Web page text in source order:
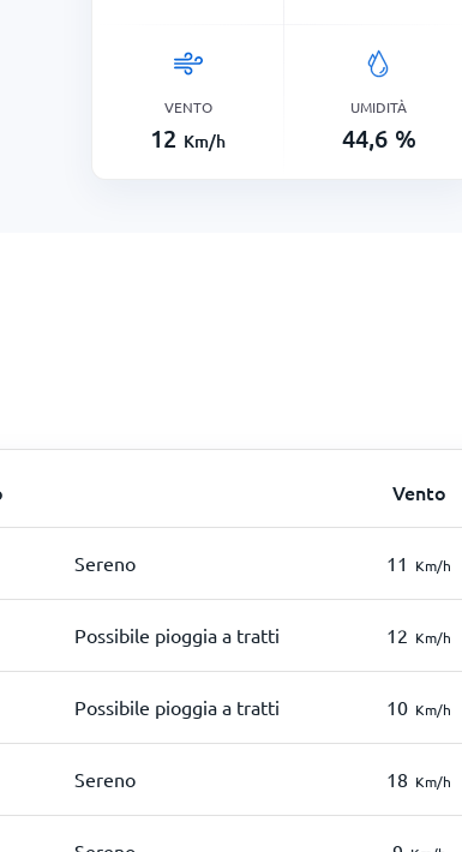
VENTO
12 Km/h
UMIDITÀ
44,6 %
Vento
Sereno 11 Km/h
Possibile pioggia a tratti 12 Km/h
Possibile pioggia a tratti 10 Km/h
Sereno 18 Km/h